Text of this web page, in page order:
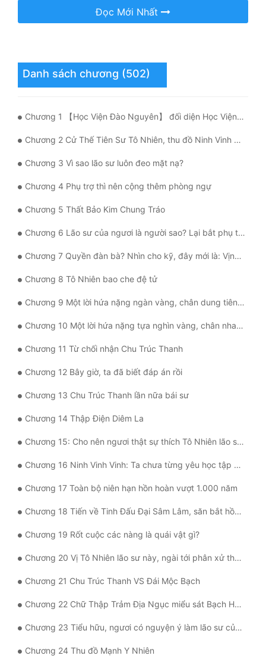
Tội Phạm
Xuyên Sách
Xuyên Thư
Điền Văn
Đông Phương
Đông Phương Huyền Huyễn
Đồng Nhân
Cẩu Đạo Trường Sinh
Ngự Thú
Truyện Nam
Truyện Nữ
Vô Địch Lưu
Xây Dựng Thế Lực
Đam Mỹ
Đẹp Hiệp
Đọc Mới Nhất
Danh sách chương (502)
Chương 1 【Học Viện Đào Nguyên】 đối diện Học Viện Sử Lai Khắc
Chương 2 Cử Thế Tiên Sư Tô Nhiên, thu đồ Ninh Vinh Vinh
Chương 3 Vì sao lão sư luôn đeo mặt nạ?
Chương 4 Phụ trợ thì nên cộng thêm phòng ngự
Chương 5 Thất Bảo Kim Chung Tráo
Chương 6 Lão sư của ngươi là người sao? Lại bắt phụ trợ luyện thể?!
Chương 7 Quyền đàn bà? Nhìn cho kỹ, đây mới là: Vịnh Xuân, Thốn Kình
Chương 8 Tô Nhiên bao che đệ tử
Chương 9 Một lời hứa nặng ngàn vàng, chân dung tiên sư thắng sao trăng (Thượng)
Chương 10 Một lời hứa nặng tựa nghìn vàng, chân nhan tiên sư hơn cả tinh nguyệt (hạ)
Chương 11 Từ chối nhận Chu Trúc Thanh
Chương 12 Bây giờ, ta đã biết đáp án rồi
Chương 13 Chu Trúc Thanh lần nữa bái sư
Chương 14 Thập Điện Diêm La
Chương 15: Cho nên ngươi thật sự thích Tô Nhiên lão sư sao?
Chương 16 Ninh Vinh Vinh: Ta chưa từng yêu học tập đến thế!
Chương 17 Toàn bộ niên hạn hồn hoàn vượt 1.000 năm
Chương 18 Tiến về Tinh Đấu Đại Sâm Lâm, săn bắt hồn hoàn thứ 3
Chương 19 Rốt cuộc các nàng là quái vật gì?
Chương 20 Vị Tô Nhiên lão sư này, ngài tới phân xử thử xem
Chương 21 Chu Trúc Thanh VS Đái Mộc Bạch
Chương 22 Chữ Thập Trảm Địa Ngục miểu sát Bạch Hổ, Chu Trúc Thanh vui mừng hôn thầy
Chương 23 Tiểu hữu, ngươi có nguyện ý làm lão sư của cháu gái ta không?
Chương 24 Thu đồ Mạnh Y Nhiên